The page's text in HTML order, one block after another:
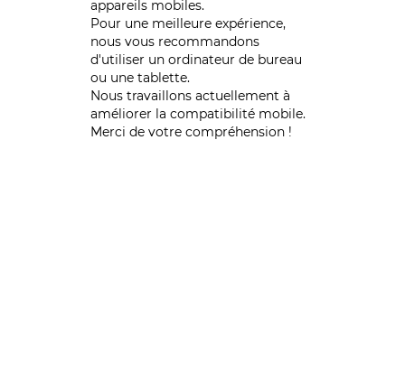
appareils mobiles.
Pour une meilleure expérience,
nous vous recommandons
d'utiliser un ordinateur de bureau
ou une tablette.
Nous travaillons actuellement à
améliorer la compatibilité mobile.
Merci de votre compréhension !